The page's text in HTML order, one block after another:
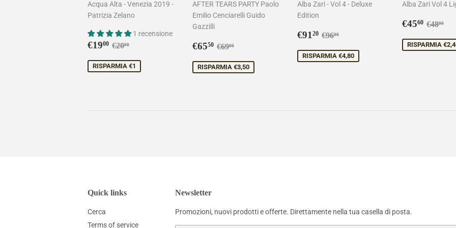
Acqua Alta - Venezia 2019 -
Patrizia Zelano
1 recensione
Prezzo
€1900 €19,00
Prezzo di listino
€2000
RISPARMIA €1
AFTER TEARS PARTY Paolo
Emilio Cenciarelli Guido
Gazzilli
Prezzo
€6550 €65,50
Prezzo di listino
€6900
RISPARMIA €3,50
Alba Zari - Vol 4 - Deluxe
Edition
Prezzo
€9120 €91,20
Prezzo di listino
€9600
RISPARMIA €4,80
Alba Zari Vol 4
Prezzo
€4560 €45,60
Prezzo
€4800
RISPARMIA
Quick links
Cerca
Terms of service
Newsletter
Promozioni, nuovi prodotti e offerte. Direttamente nella tua casella di posta.